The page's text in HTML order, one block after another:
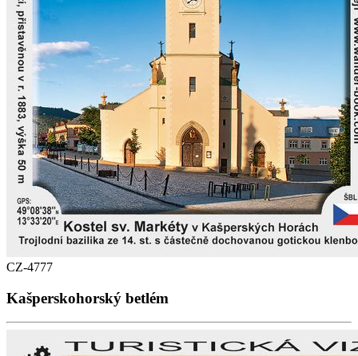
CZ-4777
Kašperskohorský betlém